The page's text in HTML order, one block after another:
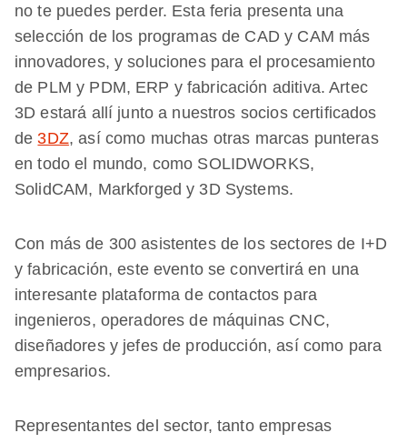
no te puedes perder. Esta feria presenta una
selección de los programas de CAD y CAM más
innovadores, y soluciones para el procesamiento
de PLM y PDM, ERP y fabricación aditiva. Artec
3D estará allí junto a nuestros socios certificados
de3DZ, así como muchas otras marcas punteras
en todo el mundo, como SOLIDWORKS,
SolidCAM, Markforged y 3D Systems.
Con más de 300 asistentes de los sectores de I+D
y fabricación, este evento se convertirá en una
interesante plataforma de contactos para
ingenieros, operadores de máquinas CNC,
diseñadores y jefes de producción, así como para
empresarios.
Representantes del sector, tanto empresas